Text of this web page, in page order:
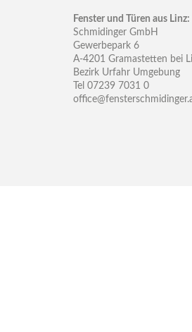
Fenster und Türen aus Linz:
Schmidinger GmbH
Gewerbepark 6
A-4201 Gramastetten bei
Bezirk Urfahr Umgebung
Tel 07239 7031 0